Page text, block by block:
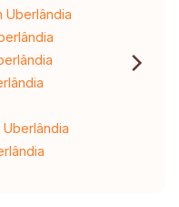
Uberlândia